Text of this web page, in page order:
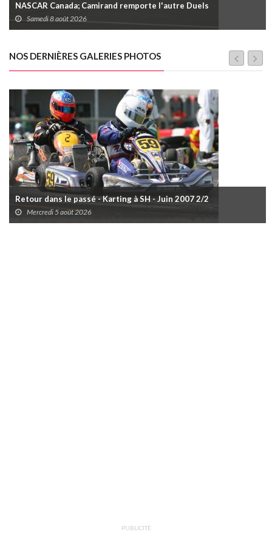
NASCAR Canada; Camirand remporte l'autre Duels
Samedi 8 août 2026
NOS DERNIÈRES GALERIES PHOTOS
Retour dans le passé - Karting à SH - Juin 2007 2/2
Mercredi 5 août 2026
PUBLICITÉ